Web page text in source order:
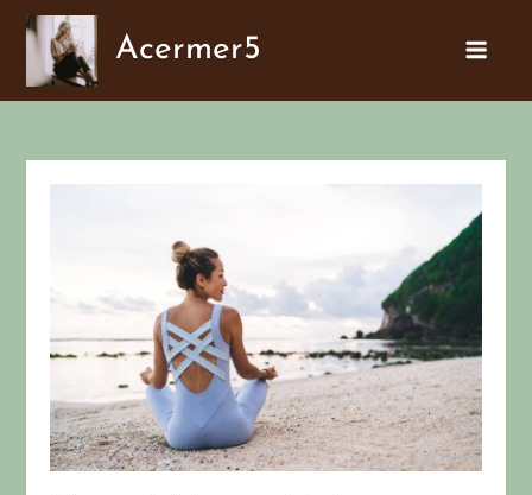
Skip
content
Acermer5